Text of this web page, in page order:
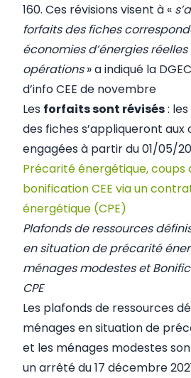
160. Ces révisions visent à «
forfaits des fiches
économies d’énergies
opérations» a indiqué la
d’info CEE de novembre
Les forfaits sont révisés:
des fiches s’appliqueront aux
engagées à partir du 01/05/
Précarité énergétique, coups
bonification CEE via un
énergétique (CPE)
Plafonds de ressources
en situation de précarité
ménages modestes et
CPE
Les plafonds de ressources
ménages en situation de
et les ménages modestes
unarrêté du 17 décembre